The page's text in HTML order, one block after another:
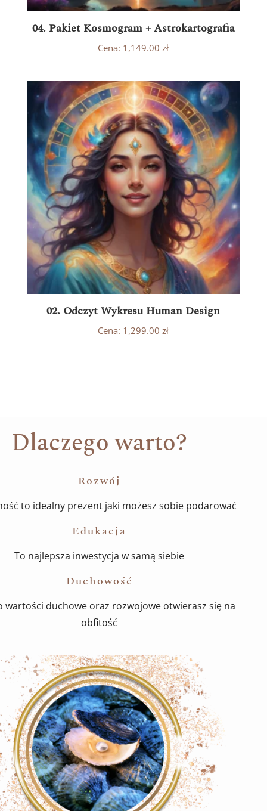
04. Pakiet Kosmogram + Astrokartografia
Cena: 1,149.00zł
02. Odczyt Wykresu Human Design
Cena: 1,299.00 zł
Dlaczego warto?
Rozwój
to idealny prezent jaki możesz sobie podarować
Edukacja
To najlepsza inwestycja w samą siebie
Duchowość
wartości duchowe oraz rozwojowe otwierasz się na
obfitość